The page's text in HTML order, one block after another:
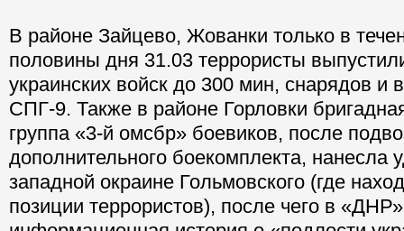
В районе Зайцево, Жованки только в
половины дня 31.03 террористы
украинских войск до 300 мин, снарядов и
СПГ-9. Также в районе Горловки
группа «3-й омсбр» боевиков, после
дополнительного боекомплекта, нанесла
западной окраине Гольмовского (где
позиции террористов), после чего в